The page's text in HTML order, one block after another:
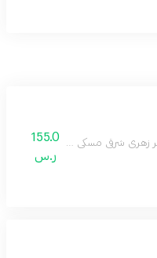
زهري شرقي مسكي مع الورد،155.0
ر.س